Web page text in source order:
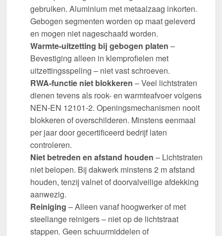
gebruiken. Aluminium met metaalzaag inkorten.
Gebogen segmenten worden op maat geleverd
en mogen niet nageschaafd worden.
Warmte-uitzetting bij gebogen platen –
Bevestiging alleen in klemprofielen met
uitzettingsspeling – niet vast schroeven.
RWA-functie niet blokkeren – Veel lichtstraten
dienen tevens als rook- en warmteafvoer volgens
NEN-EN 12101-2. Openingsmechanismen nooit
blokkeren of overschilderen. Minstens eenmaal
per jaar door gecertificeerd bedrijf laten
controleren.
Niet betreden en afstand houden – Lichtstraten
niet belopen. Bij dakwerk minstens 2 m afstand
houden, tenzij valnet of doorvalveilige afdekking
aanwezig.
Reiniging – Alleen vanaf hoogwerker of met
steellange reinigers – niet op de lichtstraat
stappen. Geen schuurmiddelen of